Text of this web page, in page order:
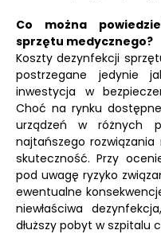
Co można
sprzętu medycznego?
Koszty dezynfekcji
postrzegane jedynie
inwestycja w
Choć na rynku
urządzeń w różnych
najtańszego
skuteczność. Przy
pod uwagę ryzyko
ewentualne
niewłaściwa
dłuższy pobyt w szpitalu